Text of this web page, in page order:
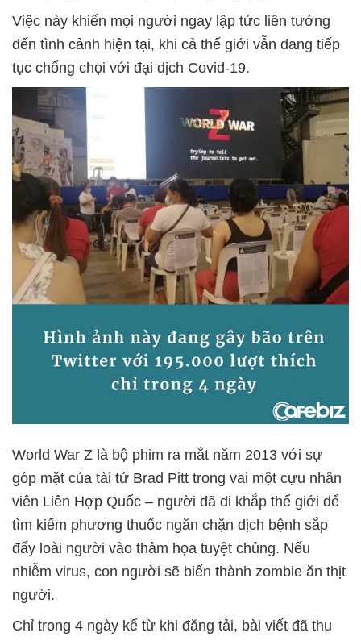
Việc này khiến mọi người ngay lập tức liên tưởng
đến tình cảnh hiện tại, khi cả thế giới vẫn đang tiếp
tục chống chọi với đại dịch Covid-19.
World War Z là bộ phim ra mắt năm 2013 với sự
góp mặt của tài tử Brad Pitt trong vai một cựu nhân
viên Liên Hợp Quốc – người đã đi khắp thế giới để
tìm kiếm phương thuốc ngăn chặn dịch bệnh sắp
đẩy loài người vào thảm họa tuyệt chủng. Nếu
nhiễm virus, con người sẽ biến thành zombie ăn thịt
người.
Chỉ trong 4 ngày kể từ khi đăng tải, bài viết đã thu